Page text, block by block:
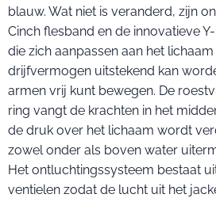
blauw. Wat niet is veranderd, zijn
Cinch flesband en de innovatieve
die zich aanpassen aan het
drijfvermogen uitstekend kan
armen vrij kunt bewegen. De
ring vangt de krachten in het
de druk over het lichaam wordt
zowel onder als boven water
Het ontluchtingssysteem bestaat
ventielen zodat de lucht uit het